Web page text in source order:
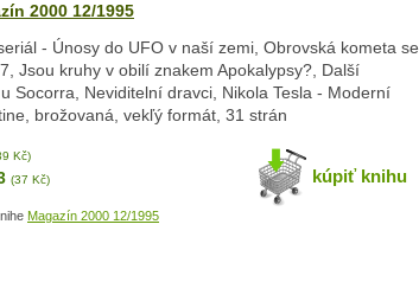
2000 12/1995
- Únosy do UFO v naší zemi, Obrovská kometa se
Jsou kruhy v obilí znakem Apokalypsy?, Další
Socorra, Neviditelní dravci, Nikola Tesla - Moderní
brožovaná, vekľý formát, 31 strán
kúpiť knihu
Kč)
(37 Kč)
Magazín 2000 12/1995